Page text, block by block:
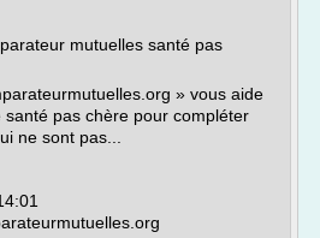
mutuelles santé pas
» vous aide
pas chère pour compléter
ne sont pas...